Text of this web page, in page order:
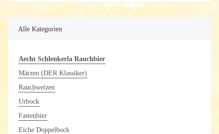
Alle Kategorien
Aecht Schlenkerla Rauchbier
Märzen (DER Klassiker)
Rauchweizen
Urbock
Fastenbier
Eiche Doppelbock